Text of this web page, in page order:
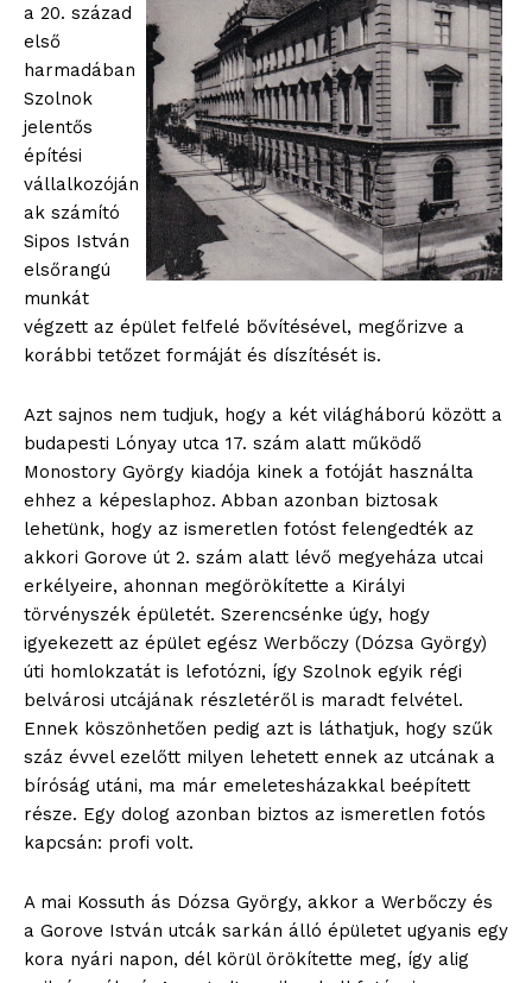
a 20. század
első
harmadában
Szolnok
jelentős
építési
vállalkozóján
ak számító
Sipos István
elsőrangú
munkát
végzett az épület felfelé bővítésével, megőrizve a
korábbi tetőzet formáját és díszítését is.
Azt sajnos nem tudjuk, hogy a két világháború között a
budapesti Lónyay utca 17. szám alatt működő
Monostory György kiadója kinek a fotóját használta
ehhez a képeslaphoz. Abban azonban biztosak
lehetünk, hogy az ismeretlen fotóst felengedték az
akkori Gorove út 2. szám alatt lévő megyeháza utcai
erkélyeire, ahonnan megörökítette a Királyi
törvényszék épületét. Szerencsénke úgy, hogy
igyekezett az épület egész Werbőczy (Dózsa György)
úti homlokzatát is lefotózni, így Szolnok egyik régi
belvárosi utcájának részletéről is maradt felvétel.
Ennek köszönhetően pedig azt is láthatjuk, hogy szűk
száz évvel ezelőtt milyen lehetett ennek az utcának a
bíróság utáni, ma már emeletesházakkal beépített
része. Egy dolog azonban biztos az ismeretlen fotós
kapcsán: profi volt.
A mai Kossuth ás Dózsa György, akkor a Werbőczy és
a Gorove István utcák sarkán álló épületet ugyanis egy
kora nyári napon, dél körül örökítette meg, így alig